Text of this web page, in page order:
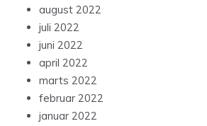
august 2022
juli 2022
juni 2022
april 2022
marts 2022
februar 2022
januar 2022